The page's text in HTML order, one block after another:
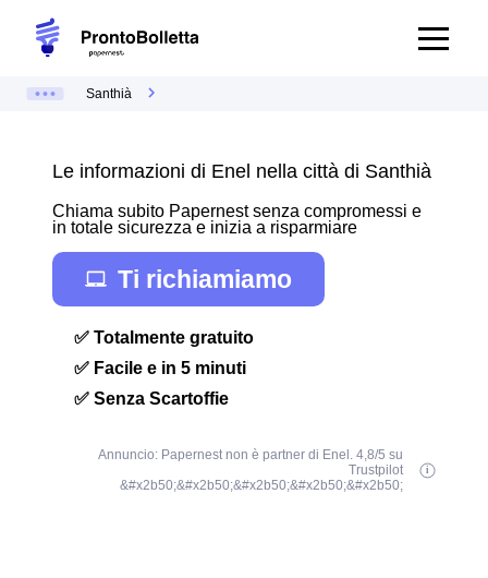
Santhià
Le informazioni di Enel nella città di Santhià
Chiama subito Papernest senza compromessi e
in totale sicurezza e inizia a risparmiare
Ti richiamiamo
✅ Totalmente gratuito
✅ Facile e in 5 minuti
✅ Senza Scartoffie
Annuncio: Papernest non è partner di Enel. 4,8/5 su
Trustpilot
&#x2b50;&#x2b50;&#x2b50;&#x2b50;&#x2b50;